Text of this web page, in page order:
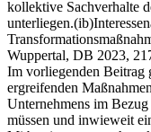
kollektive Sachverhalte
unterliegen.(ib)
Wuppertal, DB 2023,
Im vorliegenden Beitrag
ergreifenden
Unternehmens im
müssen und inwieweit